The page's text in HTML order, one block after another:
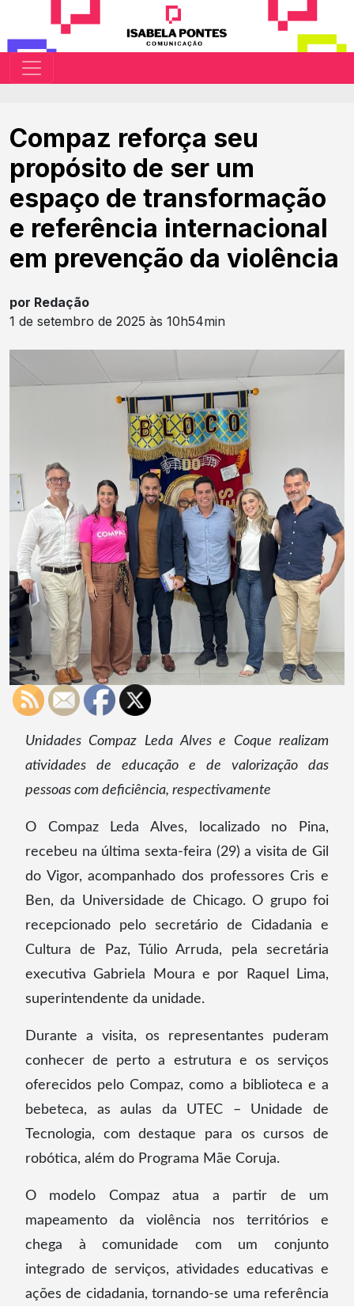
Compaz reforça seu
propósito de ser um
espaço de transformação
e referência internacional
em prevenção da violência
por Redação
1 de setembro de 2025 às 10h54min
Unidades Compaz Leda Alves e Coque realizam
atividades de educação e de valorização das
pessoas com deficiência, respectivamente
O Compaz Leda Alves, localizado no Pina,
recebeu na última sexta-feira (29) a visita de Gil
do Vigor, acompanhado dos professores Cris e
Ben, da Universidade de Chicago. O grupo foi
recepcionado pelo secretário de Cidadania e
Cultura de Paz, Túlio Arruda, pela secretária
executiva Gabriela Moura e por Raquel Lima,
superintendente da unidade.
Durante a visita, os representantes puderam
conhecer de perto a estrutura e os serviços
oferecidos pelo Compaz, como a biblioteca e a
bebeteca, as aulas da UTEC – Unidade de
Tecnologia, com destaque para os cursos de
robótica, além do Programa Mãe Coruja.
O modelo Compaz atua a partir de um
mapeamento da violência nos territórios e
chega à comunidade com um conjunto
integrado de serviços, atividades educativas e
ações de cidadania, tornando-se uma referência